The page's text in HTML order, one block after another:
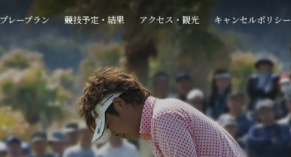
プレープラン 競技予定・結果 アクセス・観光 キャンセルポリシー